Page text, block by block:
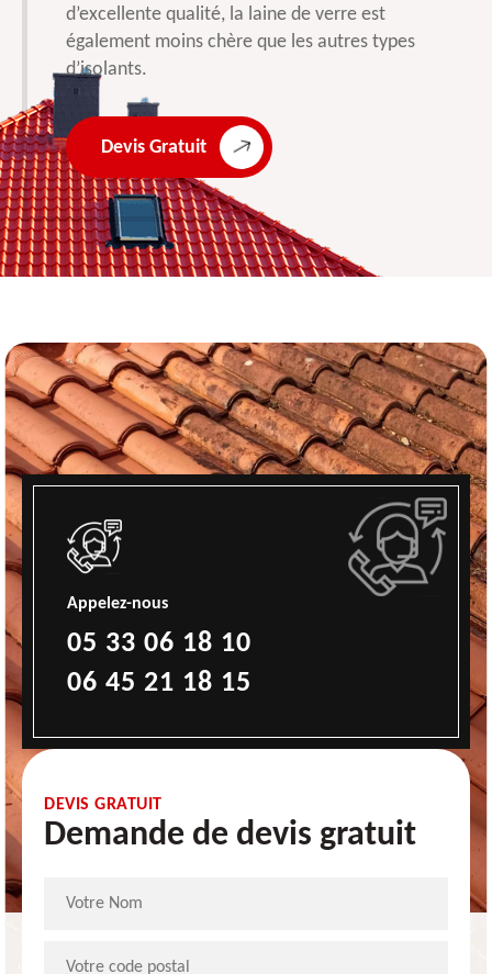
d’excellente qualité, la laine de verre est
également moins chère que les autres types
d’isolants.
Devis Gratuit
Appelez-nous
05 33 06 18 10
06 45 21 18 15
DEVIS GRATUIT
Demande de devis gratuit